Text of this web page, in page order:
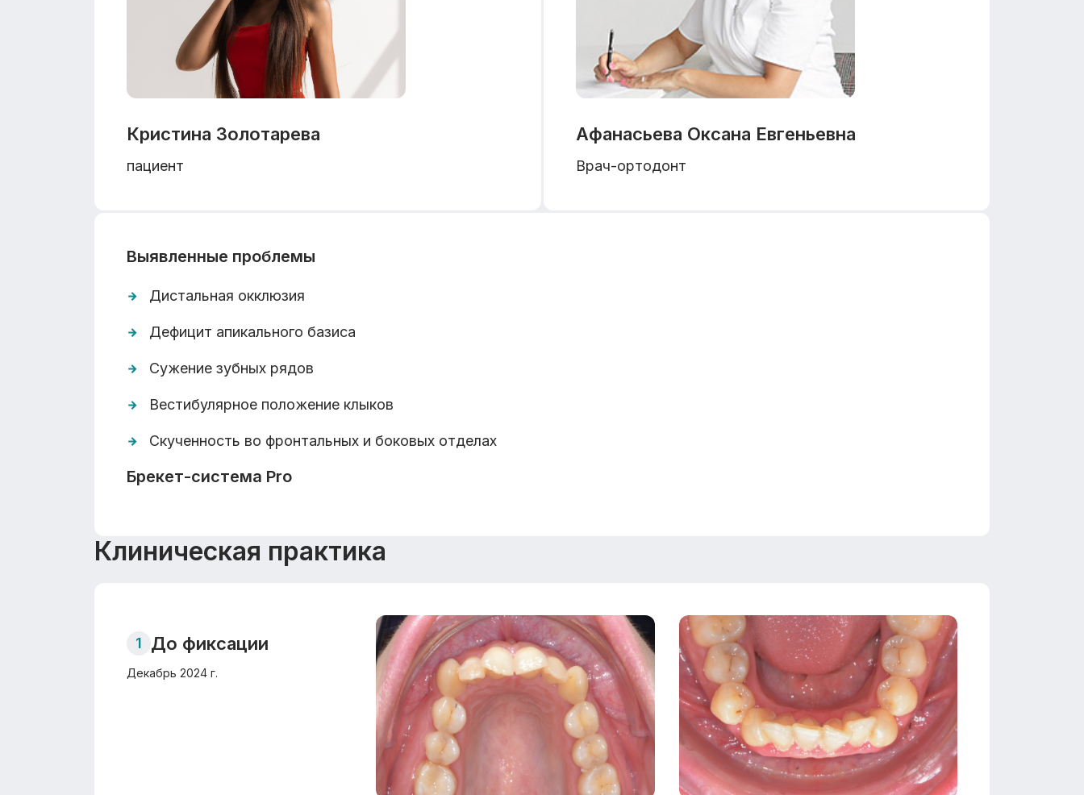
Кристина Золотарева
пациент
Афанасьева Оксана Евгеньевна
Врач-ортодонт
Выявленные проблемы
Дистальная окклюзия
Дефицит апикального базиса
Сужение зубных рядов
Вестибулярное положение клыков
Скученность во фронтальных и боковых отделах
Брекет-система Pro
Клиническая практика
1 До фиксации
Декабрь 2024 г.